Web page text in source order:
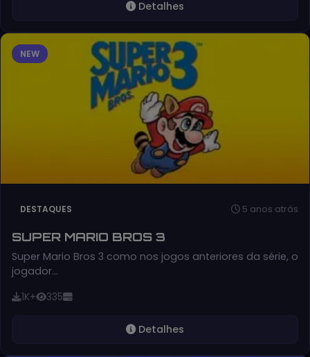
Detalhes
NEW
DESTAQUES 5 anos atrás
SUPER MARIO BROS 3
Super Mario Bros 3 como nos jogos anteriores da série, o
jogador…
1K+ 335
Detalhes